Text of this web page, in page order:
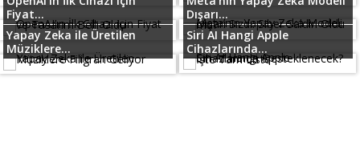
Fiyat...
Dışarı...
Yapay Zeka ile Üretilen
Müziklere...
Siri AI Hangi Apple
Cihazlarında...